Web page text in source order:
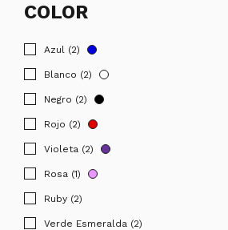
COLOR
Azul (2)
Blanco (2)
Negro (2)
Rojo (2)
Violeta (2)
Rosa (1)
Ruby (2)
Verde Esmeralda (2)